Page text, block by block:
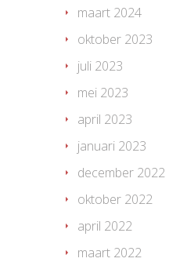
maart 2024
oktober 2023
juli 2023
mei 2023
april 2023
januari 2023
december 2022
oktober 2022
april 2022
maart 2022